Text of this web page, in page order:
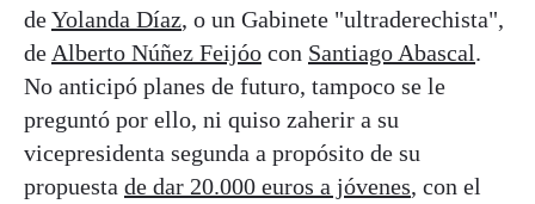
deYolanda Díaz, o un Gabinete "ultraderechista",
de Alberto Núñez Feijóo con Santiago Abascal.
No anticipó planes de futuro, tampoco se le
preguntó por ello, ni quiso zaherir a su
vicepresidenta segunda a propósito de su
propuesta de dar 20.000 euros a jóvenes, con el